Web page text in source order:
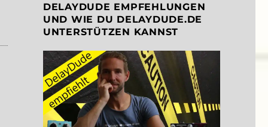
DELAYDUDE EMPFEHLUNGEN
UND WIE DU DELAYDUDE.DE
UNTERSTÜTZEN KANNST